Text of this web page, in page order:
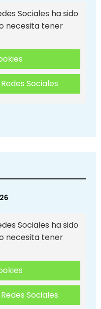
Sociales ha sido
necesita tener
Sociales
Sociales ha sido
necesita tener
Sociales